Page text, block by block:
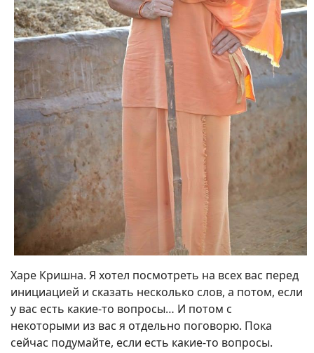
Харе Кришна. Я хотел посмотреть на всех вас перед
инициацией и сказать несколько слов, а потом, если
у вас есть какие-то вопросы… И потом с
некоторыми из вас я отдельно поговорю. Пока
сейчас подумайте, если есть какие-то вопросы.